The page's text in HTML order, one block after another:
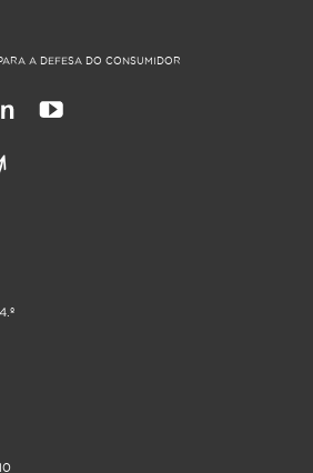
A DEFESA DO CONSUMIDOR